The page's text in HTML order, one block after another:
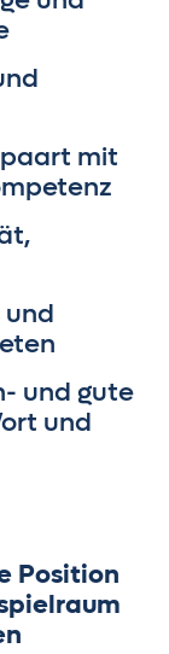
mit
und
und gute
und
Position